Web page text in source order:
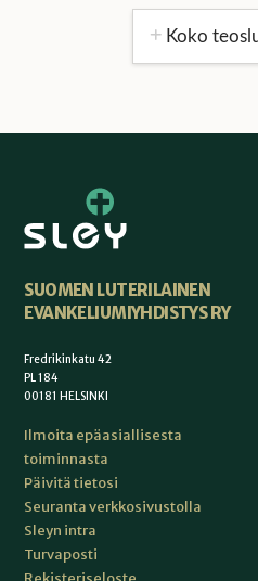
Koko
SUOMEN LUTERILAINEN
EVANKELIUMIYHDISTYS RY
Fredrikinkatu 42
PL 184
00181 HELSINKI
Ilmoita epäasiallisesta
toiminnasta
Päivitä tietosi
Seuranta verkkosivustolla
Sleyn intra
Turvaposti